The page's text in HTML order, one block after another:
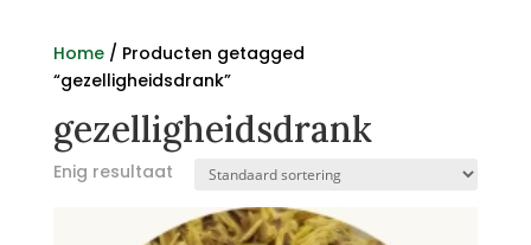
Home/ Producten getagged
“gezelligheidsdrank”
gezelligheidsdrank
Enig resultaat